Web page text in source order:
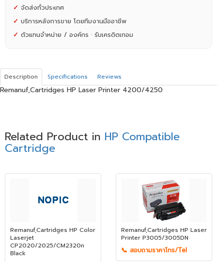
✓ จัดส่งทั่วประเทศ
✓ บริการหลังการขาย โดยทีมงานมืออาชีพ
✓ ตัวแทนจำหน่าย / องค์กร · รับเครดิตเทอม
Description Specifications Reviews
Remanuf,Cartridges HP Laser Printer 4200/4250
Related Product in HP Compatible
Cartridge
Remanuf,Cartridges HP Color
Laserjet
CP2020/2025/CM2320n
Black
Remanuf,Cartridges HP Laser
Printer P3005/3005DN
📞 สอบถามราคาโทร/Tel